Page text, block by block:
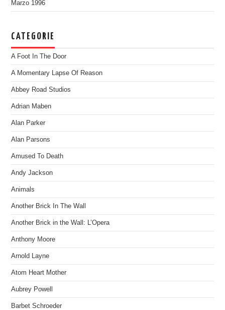
Marzo 1996
CATEGORIE
A Foot In The Door
A Momentary Lapse Of Reason
Abbey Road Studios
Adrian Maben
Alan Parker
Alan Parsons
Amused To Death
Andy Jackson
Animals
Another Brick In The Wall
Another Brick in the Wall: L’Opera
Anthony Moore
Arnold Layne
Atom Heart Mother
Aubrey Powell
Barbet Schroeder